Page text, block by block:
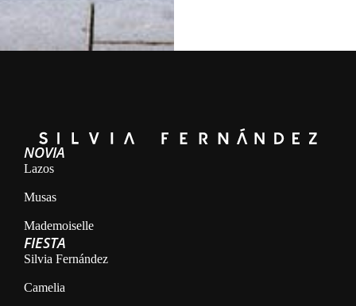
NOVIA
Lazos
Musas
Mademoiselle
FIESTA
Silvia Fernández
Camelia